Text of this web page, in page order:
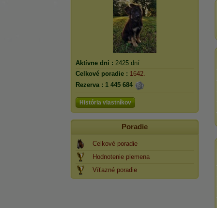
Aktívne dni : 2425 dní
Celkové poradie : 1642.
Rezerva : 1 445 684
História vlastníkov
Poradie
Celkové poradie
Hodnotenie plemena
Víťazné poradie